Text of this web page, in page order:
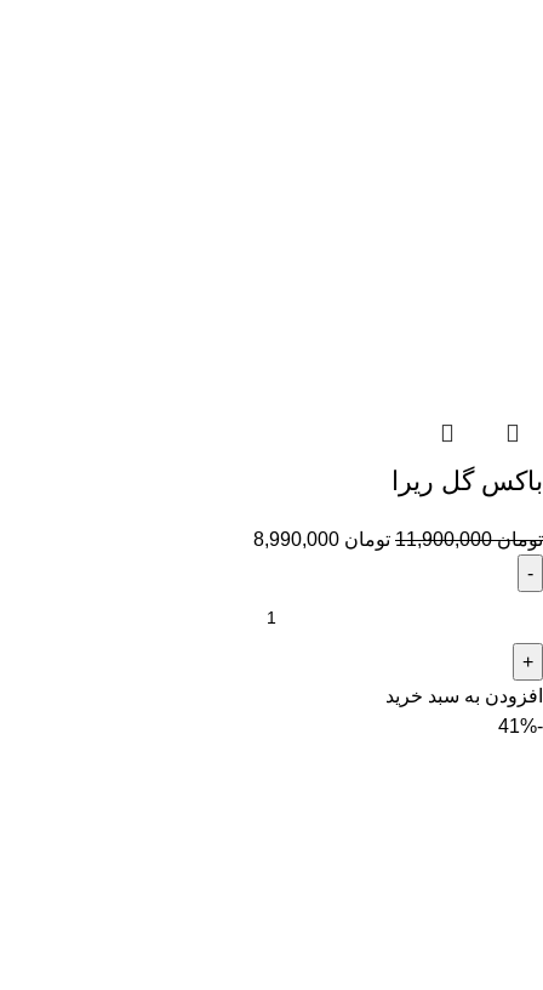
باکس گل ریرا
تومان11,900,000 تومان
افزودن به سبد خرید
-41%